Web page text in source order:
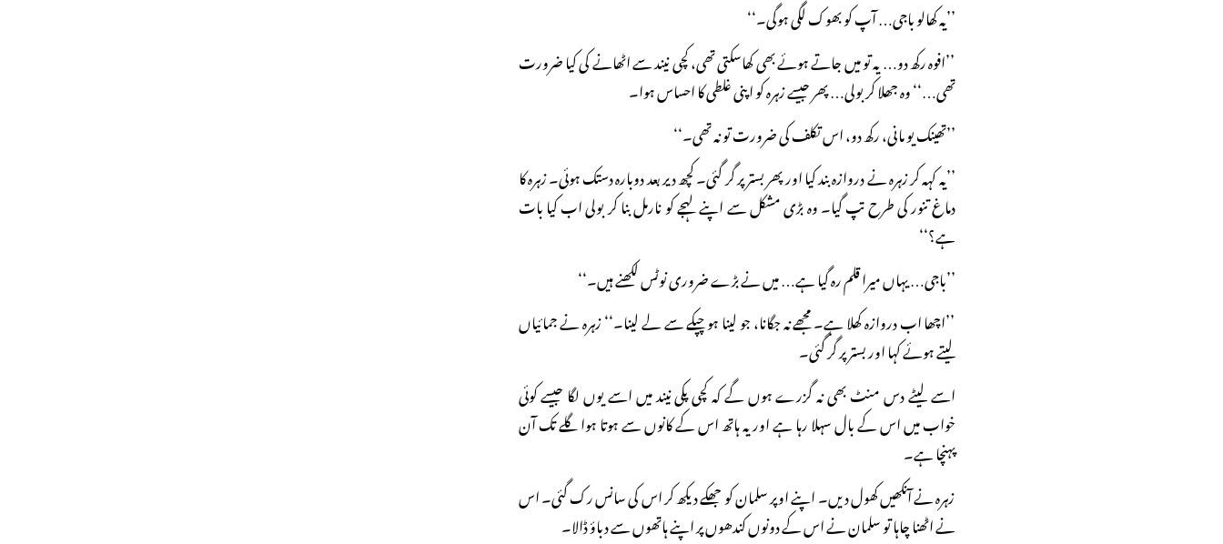
’’یہ کھالو باجی… آپ کو بھوک لگی ہوگی۔‘‘
’’افوہ رکھ دو… یہ تو میں جاتے ہوئے بھی کھاسکتی تھی، کچی نیند سے اٹھانے کی کیا ضرورت
تھی…‘‘ وہ جھلا کر بولی… پھر جیسے زہرہ کو اپنی غلطی کا احساس ہوا۔
’’تھینک یو مانی، رکھ دو، اس تکلف کی ضرورت تو نہ تھی۔‘‘
’’یہ کہہ کر زہرہ نے دروازہ بند کیا اور پھر بستر پر گر گئی۔ کچھ دیر بعد دوبارہ دستک ہوئی۔ زہرہ کا
دماغ تنور کی طرح تپ گیا۔ وہ بڑی مشکل سے اپنے لہجے کو نارمل بنا کر بولی اب کیا بات
ہے؟‘‘
’’باجی… یہاں میرا قلم رہ گیا ہے… میں نے بڑے ضروری نوٹس لکھنے ہیں۔‘‘
’’اچھا اب دروازہ کھلا ہے۔ مجھے نہ جگانا، جو لینا ہو چپکے سے لے لینا۔‘‘ زہرہ نے جمائیاں
لیتے ہوئے کہا اور بستر پر گر گئی۔
اسے لیٹے دس منٹ بھی نہ گزرے ہوں گے کہ کچی پکی نیند میں اسے یوں لگا جیسے کوئی
خواب میں اس کے بال سہلا رہا ہے اور یہ ہاتھ اس کے کانوں سے ہوتا ہوا گلے تک آن
پہنچا ہے۔
زہرہ نے آنکھیں کھول دیں۔ اپنے اوپر سلمان کو جھکے دیکھ کر اس کی سانس رک گئی۔ اس
نے اٹھنا چاہا تو سلمان نے اس کے دونوں کندھوں پر اپنے ہاتھوں سے دباؤ ڈالا۔